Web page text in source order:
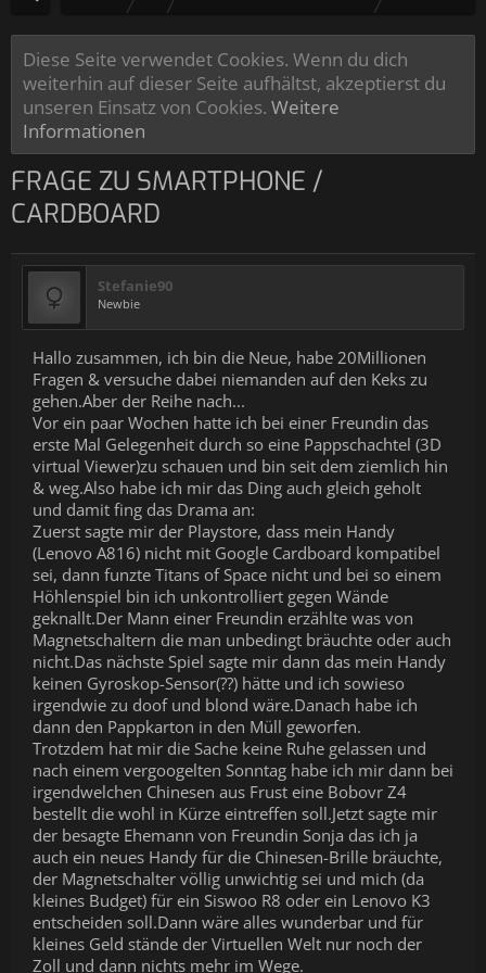
Diese Seite verwendet Cookies. Wenn du dich
weiterhin auf dieser Seite aufhältst, akzeptierst du
unseren Einsatz von Cookies. Weitere
Informationen
FRAGE ZU SMARTPHONE /
CARDBOARD
Stefanie90
Newbie
Hallo zusammen, ich bin die Neue, habe 20Millionen
Fragen & versuche dabei niemanden auf den Keks zu
gehen.Aber der Reihe nach...
Vor ein paar Wochen hatte ich bei einer Freundin das
erste Mal Gelegenheit durch so eine Pappschachtel (3D
virtual Viewer)zu schauen und bin seit dem ziemlich hin
& weg.Also habe ich mir das Ding auch gleich geholt
und damit fing das Drama an:
Zuerst sagte mir der Playstore, dass mein Handy
(Lenovo A816) nicht mit Google Cardboard kompatibel
sei, dann funzte Titans of Space nicht und bei so einem
Höhlenspiel bin ich unkontrolliert gegen Wände
geknallt.Der Mann einer Freundin erzählte was von
Magnetschaltern die man unbedingt bräuchte oder auch
nicht.Das nächste Spiel sagte mir dann das mein Handy
keinen Gyroskop-Sensor(??) hätte und ich sowieso
irgendwie zu doof und blond wäre.Danach habe ich
dann den Pappkarton in den Müll geworfen.
Trotzdem hat mir die Sache keine Ruhe gelassen und
nach einem vergoogelten Sonntag habe ich mir dann bei
irgendwelchen Chinesen aus Frust eine Bobovr Z4
bestellt die wohl in Kürze eintreffen soll.Jetzt sagte mir
der besagte Ehemann von Freundin Sonja das ich ja
auch ein neues Handy für die Chinesen-Brille bräuchte,
der Magnetschalter völlig unwichtig sei und mich (da
kleines Budget) für ein Siswoo R8 oder ein Lenovo K3
entscheiden soll.Dann wäre alles wunderbar und für
kleines Geld stände der Virtuellen Welt nur noch der
Zoll und dann nichts mehr im Wege.